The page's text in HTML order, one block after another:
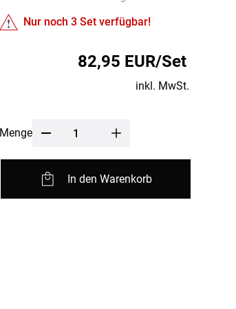
Nur noch3 Set verfügbar!
82,95 EUR/Set
inkl. MwSt.
Menge
In den Warenkorb